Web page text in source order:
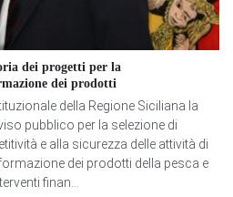
dei progetti per la
dei prodotti
della Regione Siciliana la
pubblico per la selezione di
e alla sicurezza delle attività di
dei prodotti della pesca e
finan...